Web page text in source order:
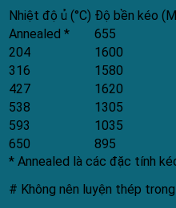
Nhiệt độ ủ (°C) Độ bền kéo
Annealed *
655
204
1600
316
1580
427
1620
538
1305
593
1035
650
895
* Annealed là các đặc tính
# Không nên luyện thép